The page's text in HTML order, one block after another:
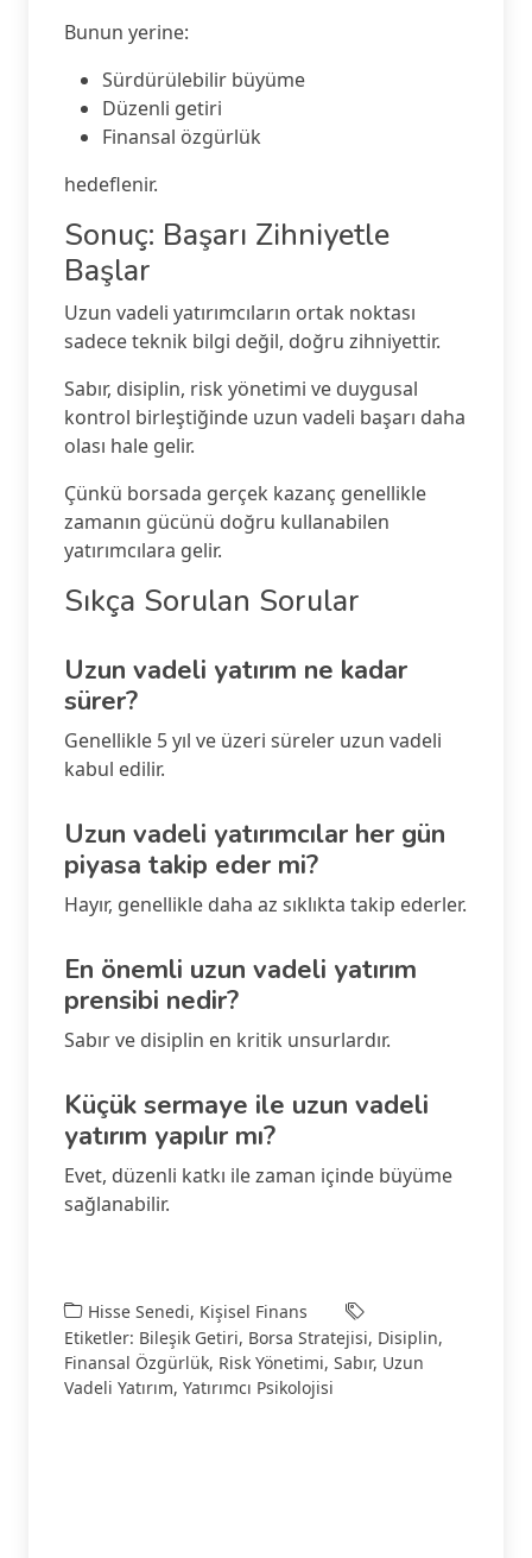
Bunun yerine:
Sürdürülebilir büyüme
Düzenli getiri
Finansal özgürlük
hedeflenir.
Sonuç: Başarı Zihniyetle
Başlar
Uzun vadeli yatırımcıların ortak noktası
sadece teknik bilgi değil, doğru zihniyettir.
Sabır, disiplin, risk yönetimi ve duygusal
kontrol birleştiğinde uzun vadeli başarı daha
olası hale gelir.
Çünkü borsada gerçek kazanç genellikle
zamanın gücünü doğru kullanabilen
yatırımcılara gelir.
Sıkça Sorulan Sorular
Uzun vadeli yatırım ne kadar
sürer?
Genellikle 5 yıl ve üzeri süreler uzun vadeli
kabul edilir.
Uzun vadeli yatırımcılar her gün
piyasa takip eder mi?
Hayır, genellikle daha az sıklıkta takip ederler.
En önemli uzun vadeli yatırım
prensibi nedir?
Sabır ve disiplin en kritik unsurlardır.
Küçük sermaye ile uzun vadeli
yatırım yapılır mı?
Evet, düzenli katkı ile zaman içinde büyüme
sağlanabilir.
Hisse Senedi, Kişisel Finans
Etiketler: Bileşik Getiri, Borsa Stratejisi, Disiplin,
Finansal Özgürlük, Risk Yönetimi, Sabır, Uzun
Vadeli Yatırım, Yatırımcı Psikolojisi